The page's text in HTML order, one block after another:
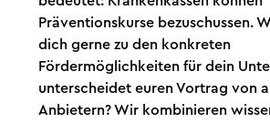
Präventionskurse bezuschussen.
dich gerne zu den konkreten
Fördermöglichkeiten für dein
unterscheidet euren Vortrag von
Anbietern? Wir kombinieren